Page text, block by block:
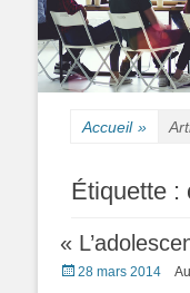
Accueil »
Étiquette :
«
Posté28 mars 2014